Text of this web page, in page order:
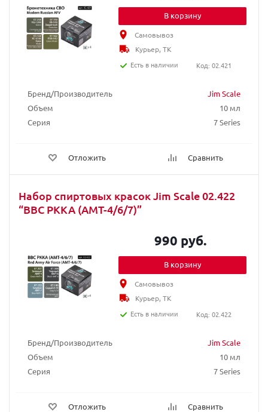
Бренд/Производитель
Jim Scale
Объем
10 мл
Серия
7 Series
Отложить Сравнить
В корзину
Самовывоз
Курьер, ТК
Есть в наличии
Код: 02.421
Набор спиртовых красок Jim Scale 02.422
“ВВС РККА (АМТ-4/6/7)”
Бренд/Производитель
Jim Scale
Объем
10 мл
Серия
7 Series
Отложить Сравнить
990 руб.
В корзину
Самовывоз
Курьер, ТК
Есть в наличии
Код: 02.422